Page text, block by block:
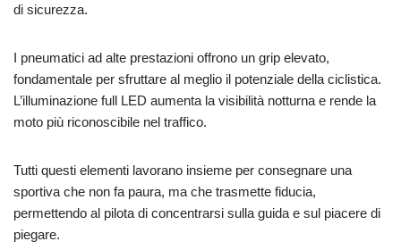
di sicurezza.
I pneumatici ad alte prestazioni offrono un grip elevato,
fondamentale per sfruttare al meglio il potenziale della ciclistica.
L’illuminazione full LED aumenta la visibilità notturna e rende la
moto più riconoscibile nel traffico.
Tutti questi elementi lavorano insieme per consegnare una
sportiva che non fa paura, ma che trasmette fiducia,
permettendo al pilota di concentrarsi sulla guida e sul piacere di
piegare.